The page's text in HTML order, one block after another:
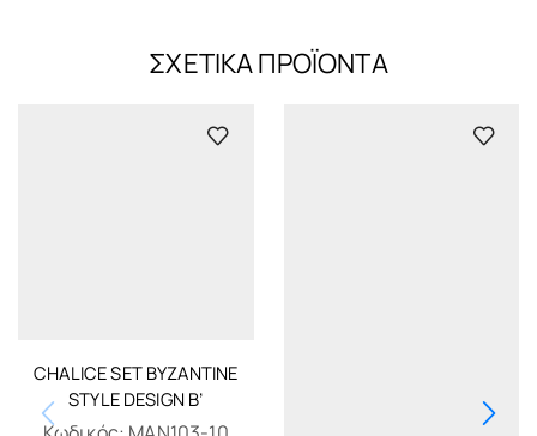
ΣΧΕΤΙΚΆ ΠΡΟΪΌΝΤΑ
CHALICE SET BYZANTINE
STYLE DESIGN B’